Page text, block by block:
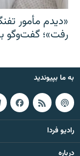
«دیدم مأمور
رفت»؛ گفت‌و‌گو
به ما بپیوندید
رادیو فردا
درباره